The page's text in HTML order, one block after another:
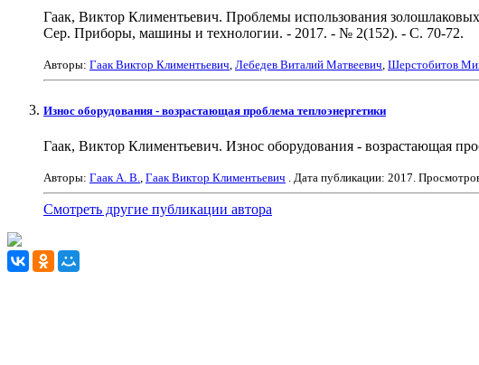
Гаак, Виктор Климентьевич. Проблемы использования
Сер. Приборы, машины и технологии. - 2017. - № 2(152). - С. 70-72.
Авторы: Гаак Виктор Климентьевич, Лебедев Виталий Матвеевич, Шерстобитов
Износ оборудования - возрастающая проблема теплоэнергетики
Гаак, Виктор Климентьевич. Износ оборудования - возрастающая
Авторы: Гаак А. В. Гаак Виктор Климентьевич . Дата публикации: 2017 .
Смотреть другие публикации автора